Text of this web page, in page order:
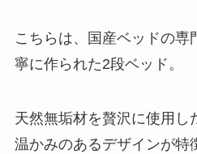
こちらは、国産ベッドの専
寧に作られた2段ベッド。
天然無垢材を贅沢に使用し
温かみのあるデザインが特